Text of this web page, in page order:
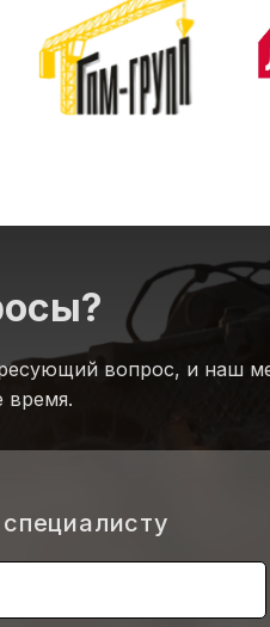
вопрос, и наш
время.